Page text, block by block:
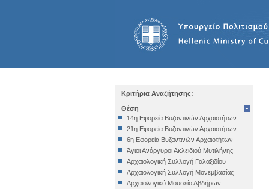
Κριτήρια Αναζήτησης:
Θέση
14η Εφορεία Βυζαντινών Αρχαιοτήτων
21η Εφορεία Βυζαντινών Αρχαιοτήτων
6η Εφορεία Βυζαντινών Αρχαιοτήτων
Άγιοι Ανάργυροι Ακλειδιού Μυτιλήνης
Αρχαιολογική Συλλογή Γαλαξιδίου
Αρχαιολογική Συλλογή Μονεμβασίας
Αρχαιολογικό Μουσείο Αβδήρων